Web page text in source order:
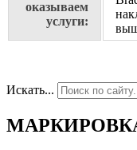
оказываем
услуги:
Искать...